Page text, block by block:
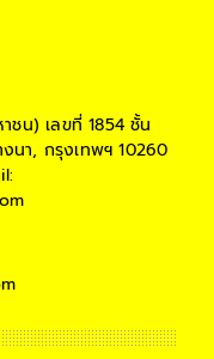
ชน) เลขที่ 1854 ชั้น
งนา, กรุงเทพฯ 10260